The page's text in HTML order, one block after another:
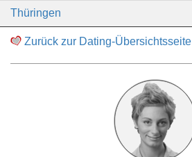
Thüringen
Zurück zur Dating-Übersichtsseite